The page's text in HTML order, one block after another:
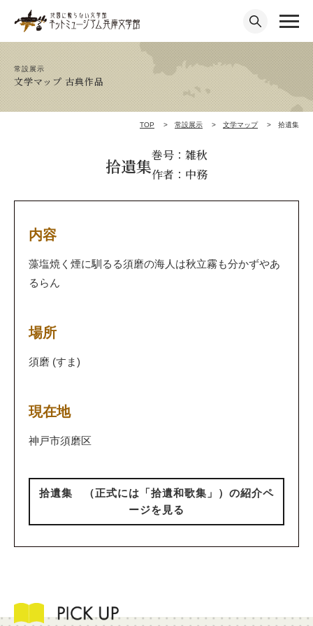
常設展示
文学マップ 古典作品
TOP 常設展示 文学マップ 拾遺集
拾遺集
巻号：雑秋
作者：中務
内容
藻塩焼く煙に馴るる須磨の海人は秋立霧も分かずやあ
るらん
場所
須磨 (すま)
現在地
神戸市須磨区
拾遺集 （正式には「拾遺和歌集」）の紹介ペ
ージを見る